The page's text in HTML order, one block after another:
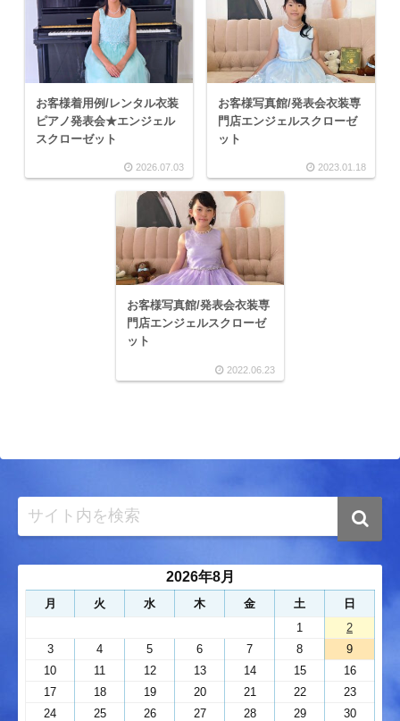
お客様着用例/レンタル衣装
ピアノ発表会★エンジェル
スクローゼット
2026.07.03
お客様写真館/発表会衣装専
門店エンジェルスクローゼ
ット
2023.01.18
お客様写真館/発表会衣装専
門店エンジェルスクローゼ
ット
2022.06.23
2026年8月
月 火 水 木 金 土
日
1
2
3
4 5 6 7 8
9
10
11 12 13 14 15
16
17
18 19 20 21 22
23
24
25 26 27 28 29
30